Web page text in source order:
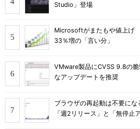
Studio」登場
Microsoftがまたもや値上げ
33％増の「言い分」
VMware製品にCVSS 9.8の
なアップデートを推奨
ブラウザの再起動は不要に
「週2リリース」と「無停止